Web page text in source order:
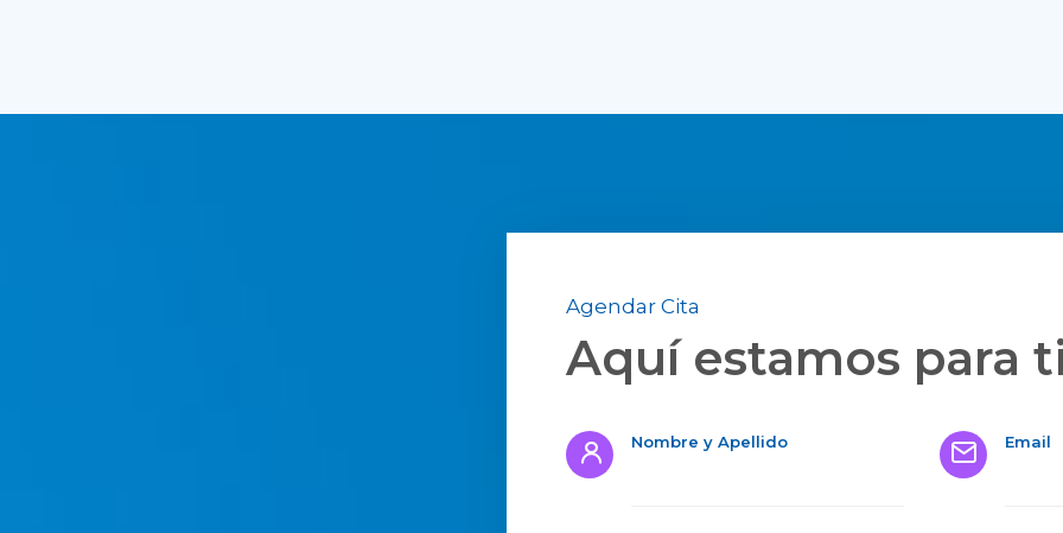
Agendar Cita
Aquí estamos para
Nombre y Apellido Email